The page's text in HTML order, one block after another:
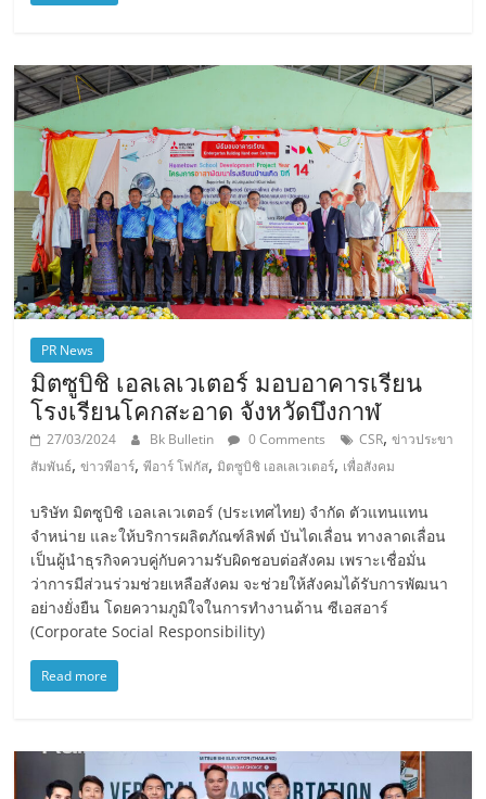
PR News
มิตซูบิชิ เอลเลเวเตอร์ มอบอาคารเรียน
โรงเรียนโคกสะอาด จังหวัดบึงกาฬ
27/03/2024 Bk Bulletin 0 Comments CSR,ข่าวประขา
สัมพันธ์,ข่าวพีอาร์,พีอาร์ โฟกัส,มิตซูบิชิ เอลเลเวเตอร์, เพื่อสังคม
บริษัท มิตซูบิชิ เอลเลเวเตอร์ (ประเทศไทย) จำกัด ตัวแทนแทน
จำหน่าย และให้บริการผลิตภัณฑ์ลิฟต์ บันไดเลื่อน ทางลาดเลื่อน
เป็นผู้นำธุรกิจควบคู่กับความรับผิดชอบต่อสังคม เพราะเชื่อมั่น
ว่าการมีส่วนร่วมช่วยเหลือสังคม จะช่วยให้สังคมได้รับการพัฒนา
อย่างยั่งยืน โดยความภูมิใจในการทำงานด้าน ซีเอสอาร์
(Corporate Social Responsibility)
Read more